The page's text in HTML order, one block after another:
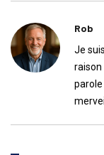
Rob
Je
raison